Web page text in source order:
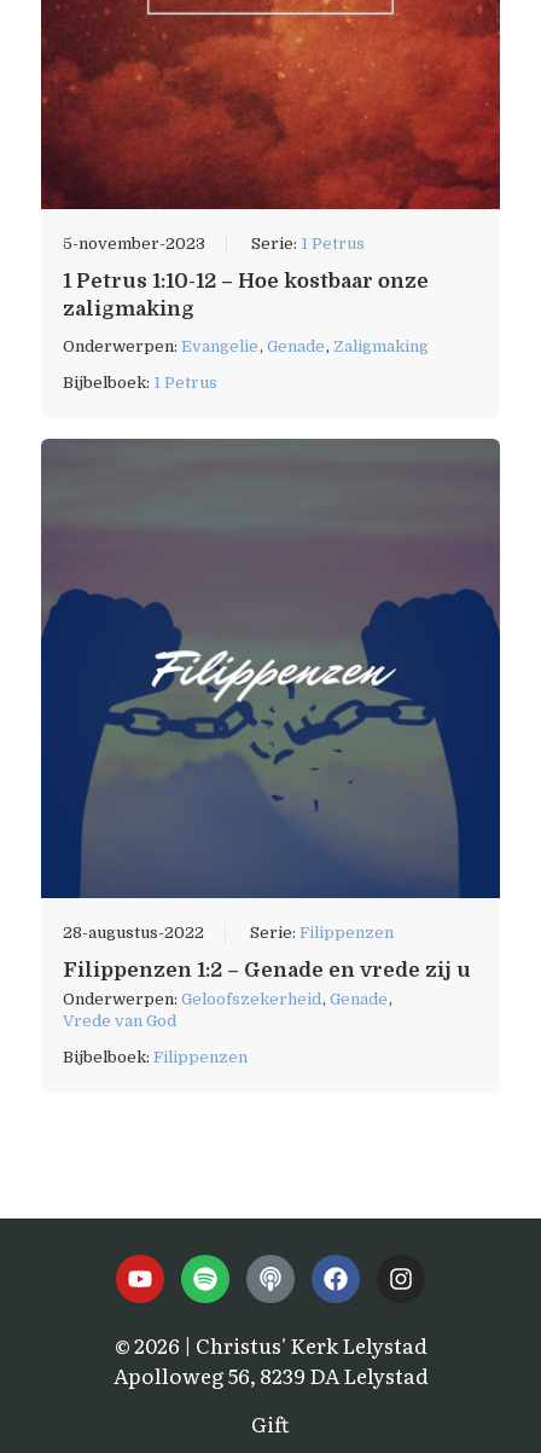
5-november-2023 Serie: 1 Petrus
1 Petrus 1:10-12 – Hoe kostbaar onze
zaligmaking
Onderwerpen: Evangelie , Genade , Zaligmaking
Bijbelboek: 1 Petrus
28-augustus-2022 Serie: Filippenzen
Filippenzen 1:2 – Genade en vrede zij u
Onderwerpen: Geloofszekerheid, Genade,
Vrede van God
Bijbelboek: Filippenzen
© 2026 | Christus' Kerk Lelystad
Apolloweg 56, 8239 DA Lelystad
Gift